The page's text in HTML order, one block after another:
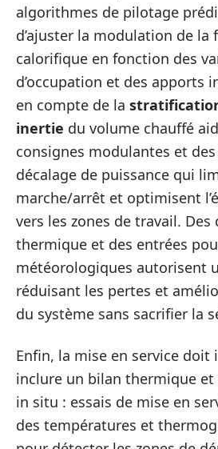
algorithmes de pilotage
d’ajuster la modulation de
calorifique en fonction des
d’occupation et des apports
en compte de la
inertie du volume chauffé
consignes modulantes et
décalage de puissance qui
marche/arrêt et optimisent
vers les zones de travail.
thermique et des entrées
météorologiques autorisent
réduisant les pertes et
du système sans sacrifier la
Enfin, la mise en service
inclure un bilan thermique
in situ : essais de mise en
des températures et